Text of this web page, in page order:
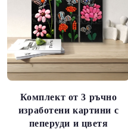
Комплект от 3 ръчно
изработени картини с
пеперуди и цветя